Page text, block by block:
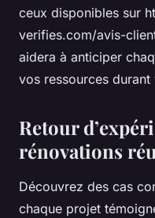
ceux disponibles sur
verifies.com/avis-
aidera à anticiper
vos ressources
Retour
rénovations
Découvrez des cas
chaque projet